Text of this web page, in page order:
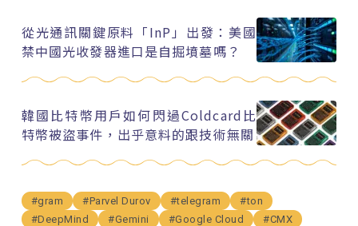
從光通訊關鍵原料「InP」出發：美國
禁中國光收發器進口是自掘墳墓嗎？
韓國比特幣用戶如何閃過Coldcard比
特幣被盜事件，出乎意料的跟技術無關
#gram #Parvel Durov #telegram
#ton
#DeepMind
#Gemini #Google Cloud
#CMX